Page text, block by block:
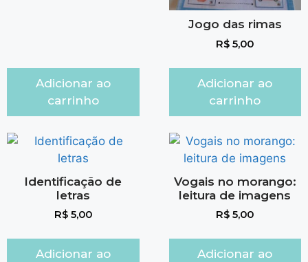
Adicionar ao
carrinho
Jogo das rimas
R$ 5,00
Adicionar ao
carrinho
Identificação de
letras
R$5,00
Adicionar ao
Vogais no morango:
leitura de imagens
R$ 5,00
Adicionar ao